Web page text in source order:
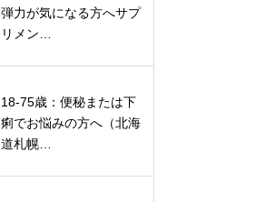
弾力が気になる方へサプ
リメン…
18-75歳：便秘または下
痢でお悩みの方へ（北海
道札幌…